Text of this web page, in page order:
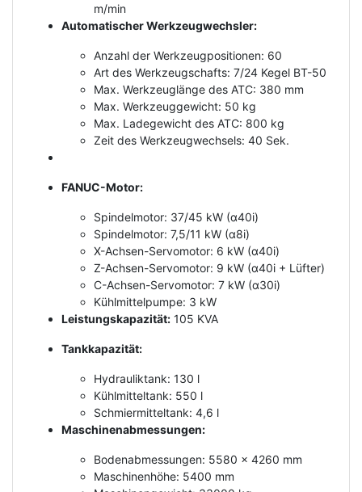
m/min
Automatischer Werkzeugwechsler:
Anzahl der Werkzeugpositionen: 60
Art des Werkzeugschafts: 7/24 Kegel BT-50
Max. Werkzeuglänge des ATC: 380 mm
Max. Werkzeuggewicht: 50 kg
Max. Ladegewicht des ATC: 800 kg
Zeit des Werkzeugwechsels: 40 Sek.
FANUC-Motor:
Spindelmotor: 37/45 kW (α40i)
Spindelmotor: 7,5/11 kW (α8i)
X-Achsen-Servomotor: 6 kW (α40i)
Z-Achsen-Servomotor: 9 kW (α40i + Lüfter)
C-Achsen-Servomotor: 7 kW (α30i)
Kühlmittelpumpe: 3 kW
Leistungskapazität: 105 KVA
Tankkapazität:
Hydrauliktank: 130 l
Kühlmitteltank: 550 l
Schmiermitteltank: 4,6 l
Maschinenabmessungen:
Bodenabmessungen: 5580 x 4260 mm
Maschinenhöhe: 5400 mm